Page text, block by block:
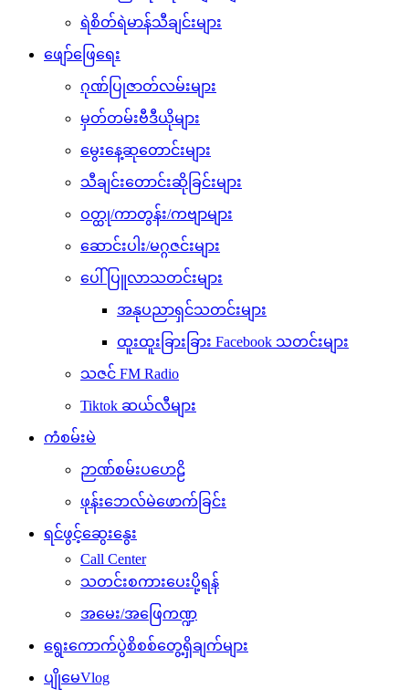
ရဲစိတ်ရဲမာန်သီချင်းများ
ဖျော်ဖြေရေး
ဂုဏ်ပြုဇာတ်လမ်းများ
မှတ်တမ်းဗီဒီယိုများ
မွေးနေ့ဆုတောင်းများ
သီချင်းတောင်းဆိုခြင်းများ
ဝတ္ထု/ကာတွန်း/ကဗျာများ
ဆောင်းပါး/မဂ္ဂဇင်းများ
ပေါ်ပြူလာသတင်းများ
အနုပညာရှင်သတင်းများ
ထူးထူးခြားခြား Facebook သတင်းများ
သဇင် FM Radio
Tiktok ဆယ်လီများ
ကံစမ်းမဲ
ဉာဏ်စမ်းပဟေဠိ
ဖုန်းဘေလ်မဲဖောက်ခြင်း
ရင်ဖွင့်ဆွေးနွေး
Call Center
သတင်းစကားပေးပို့ရန်
အမေး/အဖြေကဏ္ဍ
ရွေးကောက်ပွဲစိစစ်တွေ့ရှိချက်များ
ပျိုမေVlog